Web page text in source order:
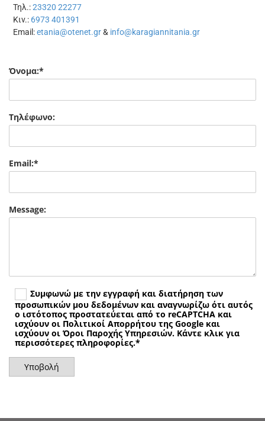
Τηλ.:23320 22277
Κιν.: 6973 401391
Email:etania@otenet.gr& info@karagiannitania.gr
Όνομα:*
Τηλέφωνο:
Email:*
Message:
Συμφωνώ με την εγγραφή και διατήρηση των
προσωπικών μου δεδομένων και αναγνωρίζω ότι αυτός
ο ιστότοπος προστατεύεται από το reCAPTCHA και
ισχύουν οι Πολιτικοί Απορρήτου της Google και
ισχύουν οι Όροι Παροχής Υπηρεσιών. Κάντε κλικ για
περισσότερες πληροφορίες.*